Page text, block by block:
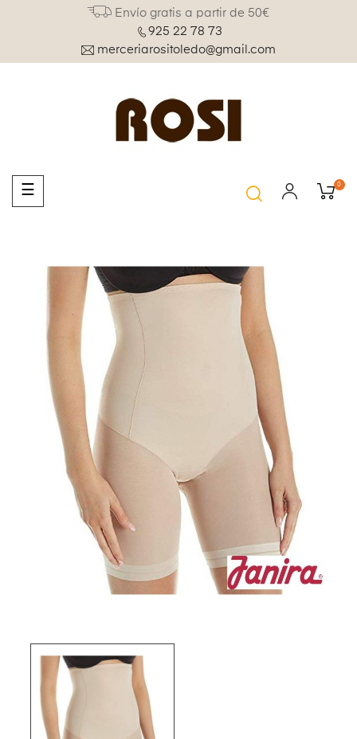
Envío gratis a partir de 50€
925 22 78 73
merceriarositoledo@gmail.com
Navegación
de
☰ 0